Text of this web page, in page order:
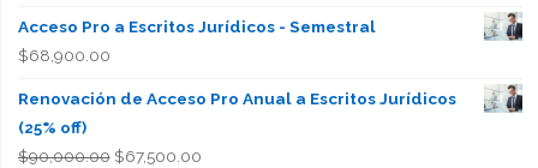
Acceso Pro a Escritos Jurídicos - Semestral
$68,900.00
Renovación de Acceso Pro Anual a Escritos Jurídicos
(25% off)
$90,000.00 El
$67,500.00El